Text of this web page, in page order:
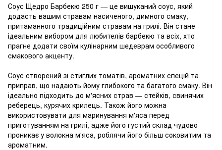
Соус Щедро Барбекю 250 г — це вишуканий соус, який
додасть вашим стравам насиченого, димного смаку,
притаманного традиційним стравам на грилі. Він стане
ідеальним вибором для любителів барбекю та всіх, хто
прагне додати своїм кулінарним шедеврам особливого
смакового акценту.
Соус створений зі стиглих томатів, ароматних спецій та
приправ, що надають йому глибокого та багатого смаку. Він
ідеально підходить до м'ясних страв — стейків, свинячих
реберець, курячих крилець. Також його можна
використовувати для маринування м'яса перед
приготуванням на грилі, адже його густий склад чудово
проникає у волокна м'яса, роблячи його більш соковитим та
ароматним.